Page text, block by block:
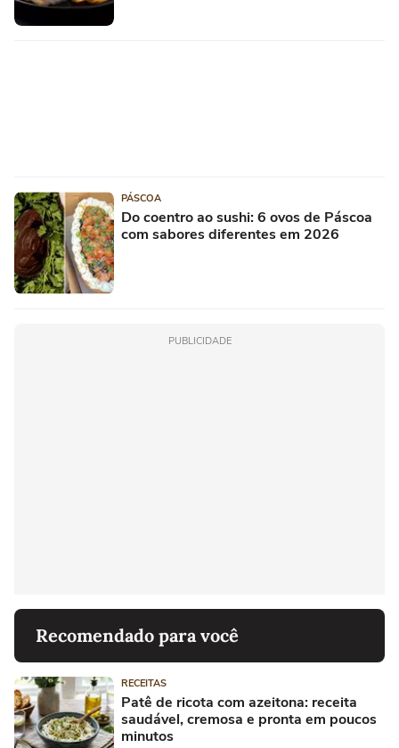
PÁSCOA
Do coentro ao sushi: 6 ovos de Páscoa
com sabores diferentes em 2026
PUBLICIDADE
Recomendado para você
RECEITAS
Patê de ricota com azeitona: receita
saudável, cremosa e pronta em poucos
minutos